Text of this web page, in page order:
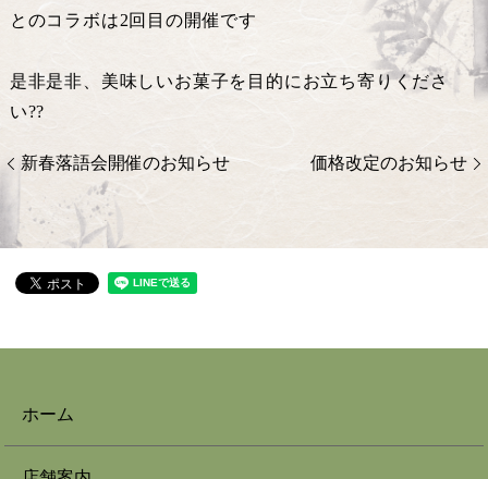
とのコラボは2回目の開催です
是非是非、美味しいお菓子を目的にお立ち寄りくださ
い??
新春落語会開催のお知らせ 価格改定のお知らせ
ホーム